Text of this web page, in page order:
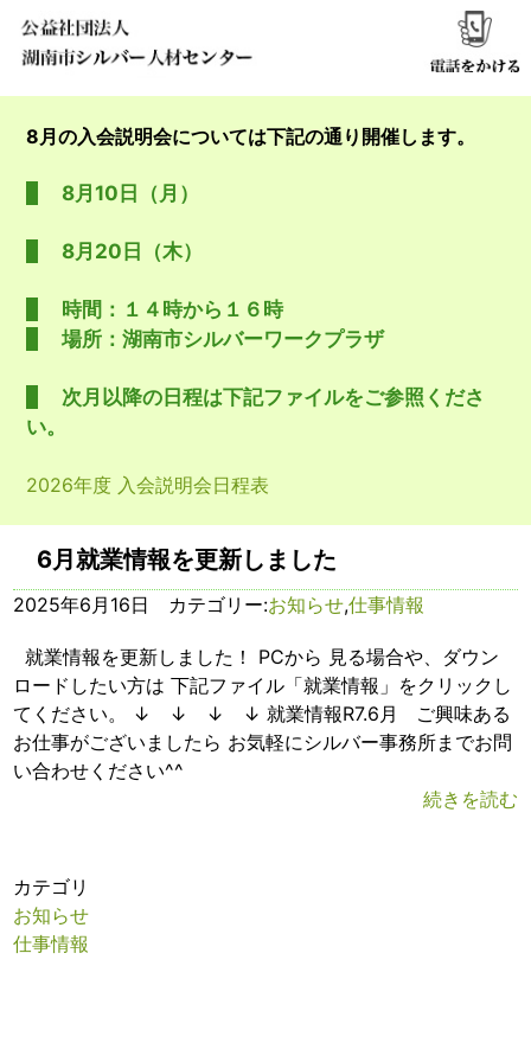
8月の入会説明会については下記の通り開催します。
8月10日（月）
8月20日（木）
時間：１４時から１６時
場所：湖南市シルバーワークプラザ
次月以降の日程は下記ファイルをご参照くださ
い。
2026年度 入会説明会日程表
6月就業情報を更新しました
2025年6月16日 カテゴリー:お知らせ,仕事情報
就業情報を更新しました！ PCから 見る場合や、ダウン
ロードしたい方は 下記ファイル「就業情報」をクリックし
てください。 ↓ ↓ ↓ ↓ 就業情報R7.6月 ご興味ある
お仕事がございましたら お気軽にシルバー事務所までお問
い合わせください^^
続きを読む
カテゴリ
お知らせ
仕事情報